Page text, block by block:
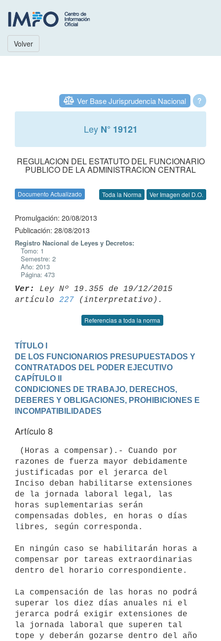
Volver
?
Ver Base Jurisprudencia Nacional
Ley N° 19121
REGULACION DEL ESTATUTO DEL FUNCIONARIO
PUBLICO DE LA ADMINISTRACION CENTRAL
Documento Actualizado Toda la Norma Ver Imagen del D.O.
Promulgación: 20/08/2013
Publicación: 28/08/2013
Registro Nacional de Leyes y Decretos:
Tomo: 1
Semestre: 2
Año: 2013
Página: 473
Ver:
Ley Nº 19.355 de 19/12/2015
artículo 227
Referencias a toda la norma
TÍTULO I
DE LOS FUNCIONARIOS PRESUPUESTADOS Y
CONTRATADOS DEL PODER EJECUTIVO
CAPÍTULO II
CONDICIONES DE TRABAJO, DERECHOS,
DEBERES Y OBLIGACIONES, PROHIBICIONES E
INCOMPATIBILIDADES
Artículo 8
razones de fuerza mayor debidamente
justificadas por el jerarca del
Inciso deban habilitarse extensiones
de la jornada laboral legal, las
horas suplementarias serán
compensadas dobles, en horas o días
libres, según corresponda.
En ningún caso se habilitarán horas a
compensar por tareas extraordinarias
dentro del horario correspondiente.
La compensación de las horas no podrá
superar los diez días anuales ni el
jerarca podrá exigir extensiones de
la jornada laboral que superen tal
tope y deberán gozarse dentro del año